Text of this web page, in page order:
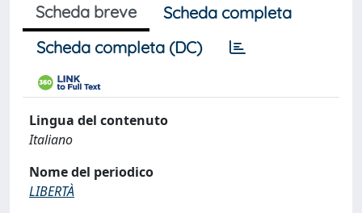
Scheda breve
Scheda completa
Scheda completa (DC)
Lingua del contenuto
Italiano
Nome del periodico
LIBERTÀ